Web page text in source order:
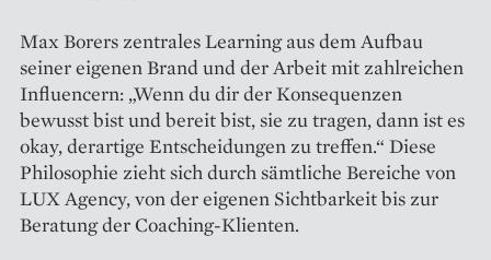
Max Borers zentrales Learning aus dem Aufbau
seiner eigenen Brand und der Arbeit mit zahlreichen
Influencern: „Wenn du dir der Konsequenzen
bewusst bist und bereit bist, sie zu tragen, dann ist es
okay, derartige Entscheidungen zu treffen.“ Diese
Philosophie zieht sich durch sämtliche Bereiche von
LUX Agency, von der eigenen Sichtbarkeit bis zur
Beratung der Coaching-Klienten.